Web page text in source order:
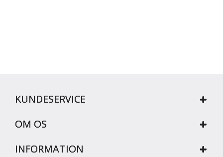
KUNDESERVICE
OM OS
INFORMATION